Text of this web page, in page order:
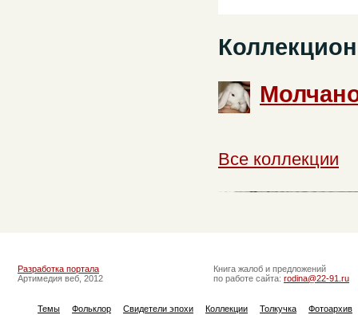
Все коллекции
Разработка портала
Артимедия веб, 2012
Книга жалоб и предложений
по работе сайта: rodina@22-91.ru
Темы Фольклор Свидетели эпохи Коллекции Толкучка Фотоархив